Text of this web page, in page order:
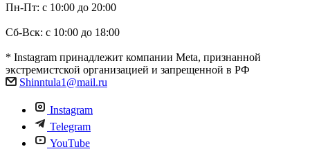
Пн-Пт: с 10:00 до 20:00
Сб-Вск: с 10:00 до 18:00
* Instagram принадлежит компании Meta, признанной
экстремистской организацией и запрещенной в РФ
Shinntula1@mail.ru
Instagram
Telegram
YouTube